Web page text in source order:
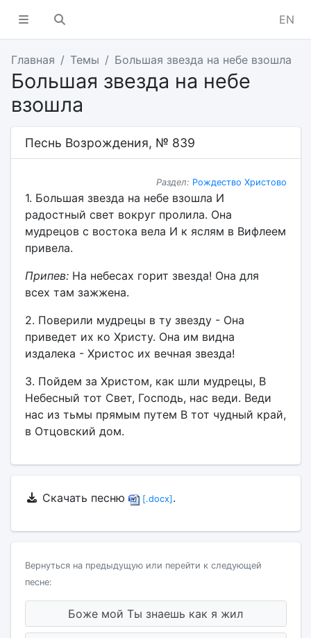
EN
Главная Темы Большая звезда на небе взошла
Большая звезда на небе
взошла
Песнь Возрождения, № 839
Раздел: Рождество Христово
1. Большая звезда на небе взошла И
радостный свет вокруг пролила. Она
мудрецов с востока вела И к яслям в Вифлеем
привела.
Припев:На небесах горит звезда! Она для
всех там зажжена.
2. Поверили мудрецы в ту звезду - Она
приведет их ко Христу. Она им видна
издалека - Христос их вечная звезда!
3. Пойдем за Христом, как шли мудрецы, В
Небесный тот Свет, Господь, нас веди. Веди
нас из тьмы прямым путем В тот чудный край,
в Отцовский дом.
Скачать песню [.docx] .
Вернуться на предыдущую или перейти к следующей
песне:
Боже мой Ты знаешь как я жил